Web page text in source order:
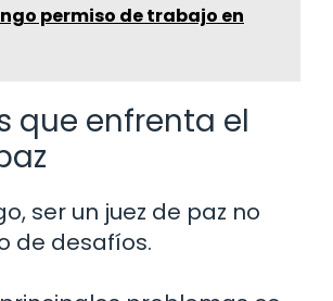
permiso de trabajo en
que enfrenta el
ser un juez de paz no
de desafíos.